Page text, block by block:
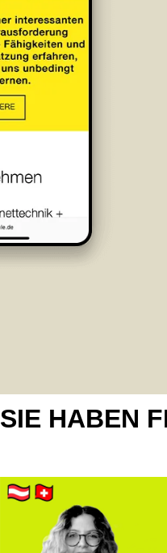
SIE HABEN